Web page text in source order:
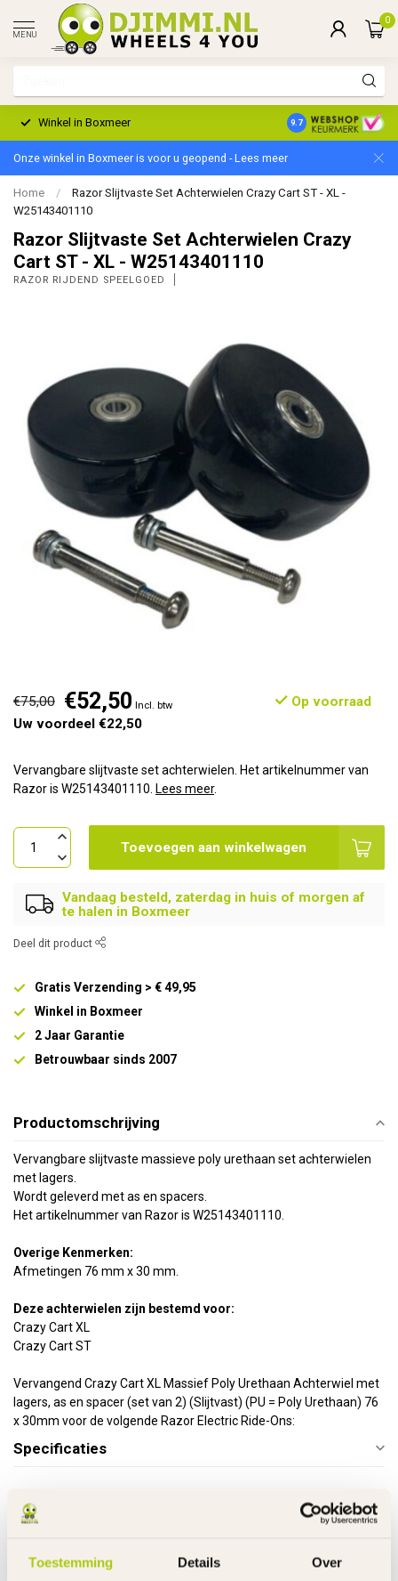
Toestemming Details Over
MENU
0
Winkel in Boxmeer 2 Jaar Garantie
9.7
Onze winkel in Boxmeer is voor u geopend - Lees meer
Home /
Razor Slijtvaste Set Achterwielen Crazy Cart ST - XL -
W25143401110
Razor Slijtvaste Set Achterwielen Crazy
Cart ST - XL - W25143401110
RAZOR RIJDEND SPEELGOED
€75,00 €52,50 Incl. btw
Op voorraad
Uw voordeel €22,50
Vervangbare slijtvaste set achterwielen. Het artikelnummer van
Razor is W25143401110. Lees meer.
Toevoegen aan winkelwagen
Vandaag besteld, zaterdag in huis of morgen af
te halen in Boxmeer
Deel dit product
Gratis Verzending > € 49,95
Winkel in Boxmeer
2 Jaar Garantie
Betrouwbaar sinds 2007
Productomschrijving
Vervangbare slijtvaste massieve poly urethaan set achterwielen
met lagers.
Wordt geleverd met as en spacers.
Het artikelnummer van Razor is W25143401110.
Overige Kenmerken:
Afmetingen 76 mm x 30 mm.
Deze achterwielen zijn bestemd voor:
Crazy Cart XL
Crazy Cart ST
Vervangend Crazy Cart XL Massief Poly Urethaan Achterwiel met
lagers, as en spacer (set van 2) (Slijtvast) (PU = Poly Urethaan) 76
x 30mm voor de volgende Razor Electric Ride-Ons:
Specificaties
Gerelateerde producten
Razor Achterwielen Crazy Cart
XL - ST - Shift - W25143401048
€29,95